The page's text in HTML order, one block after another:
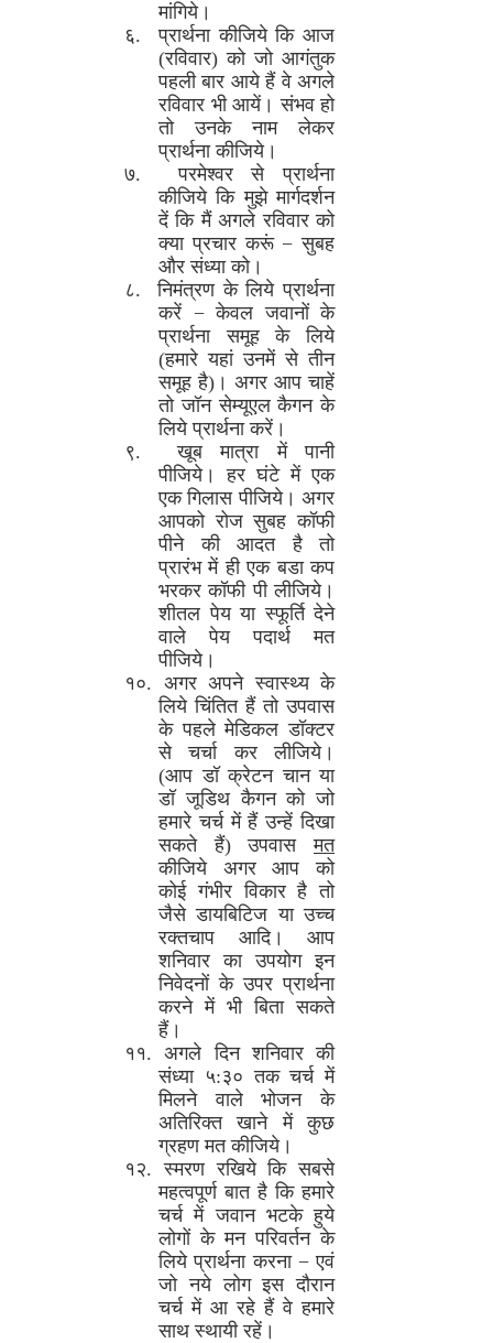
मांगिये।
६. प्रार्थना कीजिये कि आज
(रविवार) को जो आगंतुक
पहली बार आये हैं वे अगले
रविवार भी आयें। संभव हो
तो उनके नाम लेकर
प्रार्थना कीजिये।
७. परमेश्वर से प्रार्थना
कीजिये कि मुझे मार्गदर्शन
दें कि मैं अगले रविवार को
क्या प्रचार करूं − सुबह
और संध्या को।
८. निमंत्रण के लिये प्रार्थना
करें − केवल जवानों के
प्रार्थना समूह के लिये
(हमारे यहां उनमें से तीन
समूह है)। अगर आप चाहें
तो जॉन सेम्यूएल कैगन के
लिये प्रार्थना करें।
९. खूब मात्रा में पानी
पीजिये। हर घंटे में एक
एक गिलास पीजिये। अगर
आपको रोज सुबह कॉफी
पीने की आदत है तो
प्रारंभ में ही एक बडा कप
भरकर कॉफी पी लीजिये।
शीतल पेय या स्फूर्ति देने
वाले पेय पदार्थ मत
पीजिये।
१०. अगर अपने स्वास्थ्य के
लिये चिंतित हैं तो उपवास
के पहले मेडिकल डॉक्टर
से चर्चा कर लीजिये।
(आप डॉ क्रेटन चान या
डॉ जूडिथ कैगन को जो
हमारे चर्च में हैं उन्हें दिखा
सकते हैं) उपवासमत
कीजिये अगर आप को
कोई गंभीर विकार है तो
जैसे डायबिटिज या उच्च
रक्तचाप आदि। आप
शनिवार का उपयोग इन
निवेदनों के उपर प्रार्थना
करने में भी बिता सकते
हैं।
११. अगले दिन शनिवार की
संध्या ५:३० तक चर्च में
मिलने वाले भोजन के
अतिरिक्त खाने में कुछ
ग्रहण मत कीजिये।
१२. स्मरण रखिये कि सबसे
महत्वपूर्ण बात है कि हमारे
चर्च में जवान भटके हुये
लोगों के मन परिवर्तन के
लिये प्रार्थना करना − एवं
जो नये लोग इस दौरान
चर्च में आ रहे हैं वे हमारे
साथ स्थायी रहें।